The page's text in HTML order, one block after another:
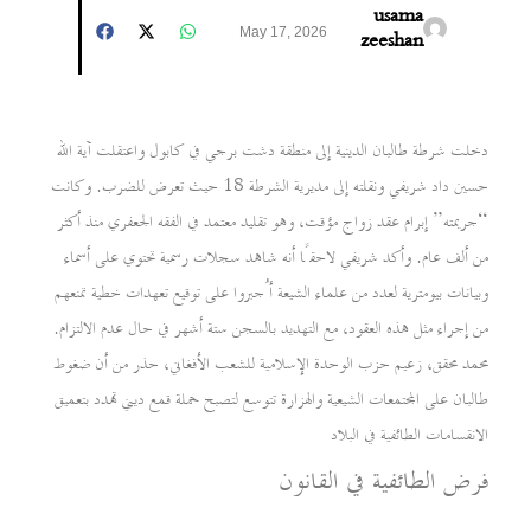
usama
zeeshan
May 17, 2026
دخلت شرطة طالبان الدينية إلى منطقة دشت برجي في كابول واعتقلت آية الله
حسين داد شريفي ونقلته إلى مديرية الشرطة 18 حيث تعرض للضرب. وكانت
“جريمته” إبرام عقد زواج مؤقت، وهو تقليد معتمد في الفقه الجعفري منذ أكثر
من ألف عام. وأكد شريفي لاحقًا أنه شاهد سجلات رسمية تحتوي على أسماء
وبيانات بيومترية لعدد من علماء الشيعة أُجبروا على توقيع تعهدات خطية تمنعهم
من إجراء مثل هذه العقود، مع التهديد بالسجن ستة أشهر في حال عدم الالتزام.
محمد محقق، زعيم حزب الوحدة الإسلامية للشعب الأفغاني، حذر من أن ضغوط
طالبان على المجتمعات الشيعية والهزارة تتوسع لتصبح حملة قمع ديني تهدد بتعميق
الانقسامات الطائفية في البلاد
فرض الطائفية في القانون